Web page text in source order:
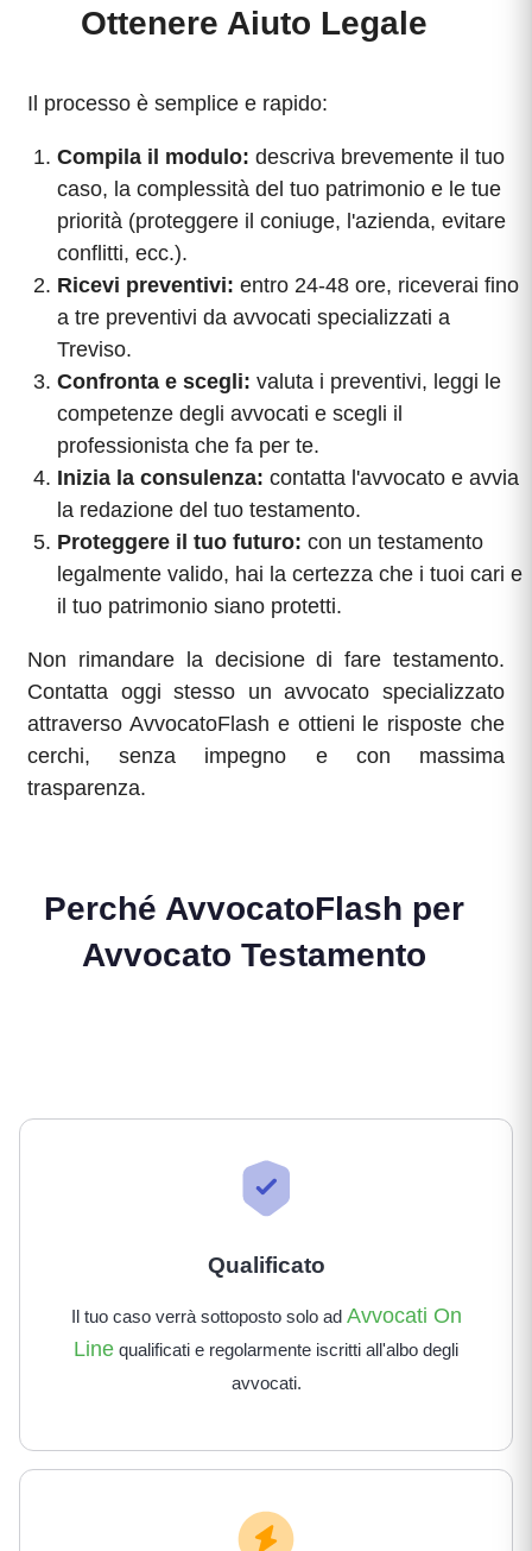
Ottenere Aiuto Legale
Il processo è semplice e rapido:
Compila il modulo: descriva brevemente il tuo
caso, la complessità del tuo patrimonio e le tue
priorità (proteggere il coniuge, l'azienda, evitare
conflitti, ecc.).
Ricevi preventivi: entro 24-48 ore, riceverai fino
a tre preventivi da avvocati specializzati a
Treviso.
Confronta e scegli: valuta i preventivi, leggi le
competenze degli avvocati e scegli il
professionista che fa per te.
Inizia la consulenza: contatta l'avvocato e avvia
la redazione del tuo testamento.
Proteggere il tuo futuro: con un testamento
legalmente valido, hai la certezza che i tuoi cari e
il tuo patrimonio siano protetti.
Non rimandare la decisione di fare testamento.
Contatta oggi stesso un avvocato specializzato
attraverso AvvocatoFlash e ottieni le risposte che
cerchi, senza impegno e con massima
trasparenza.
Perché AvvocatoFlash per
Avvocato Testamento
Qualificato
Il tuo caso verrà sottoposto solo ad Avvocati On
Line qualificati e regolarmente iscritti all'albo degli
avvocati.